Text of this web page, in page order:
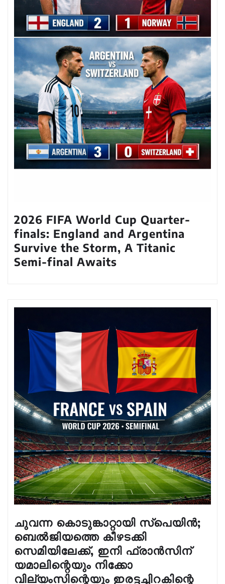
2026 FIFA World Cup Quarter-
finals: England and Argentina
Survive the Storm, A Titanic
Semi-final Awaits
ചുവന്ന കൊടുങ്കാറ്റായി സ്പെയിൻ;
ബെൽജിയത്തെ കീഴടക്കി
സെമിയിലേക്ക്, ഇനി ഫ്രാൻസിന്
യമാലിന്റെയും നിക്കോ
വില്യംസിന്റെയും ഇരട്ടച്ചിറകിന്റെ